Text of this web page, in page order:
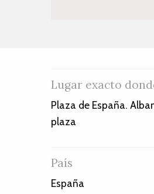
Lugar exacto
Plaza de España.
plaza
País
España